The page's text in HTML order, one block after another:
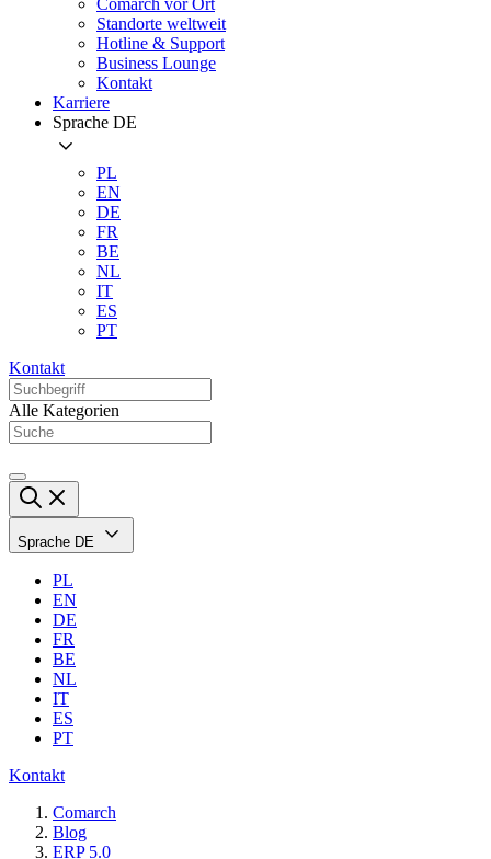
Comarch vor Ort
Standorte weltweit
Hotline & Support
Business Lounge
Kontakt
Karriere
Sprache DE
PL
EN
DE
FR
BE
NL
IT
ES
PT
Kontakt
Alle Kategorien
Sprache DE
PL
EN
DE
FR
BE
NL
IT
ES
PT
Kontakt
Comarch
Blog
ERP 5.0